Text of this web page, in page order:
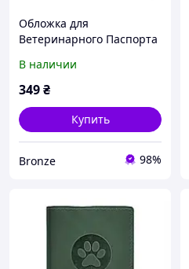
Обложка для
Ветеринарного Паспорта
Barksi Коричневая
В наличии
349₴
Купить
Bronze 98%